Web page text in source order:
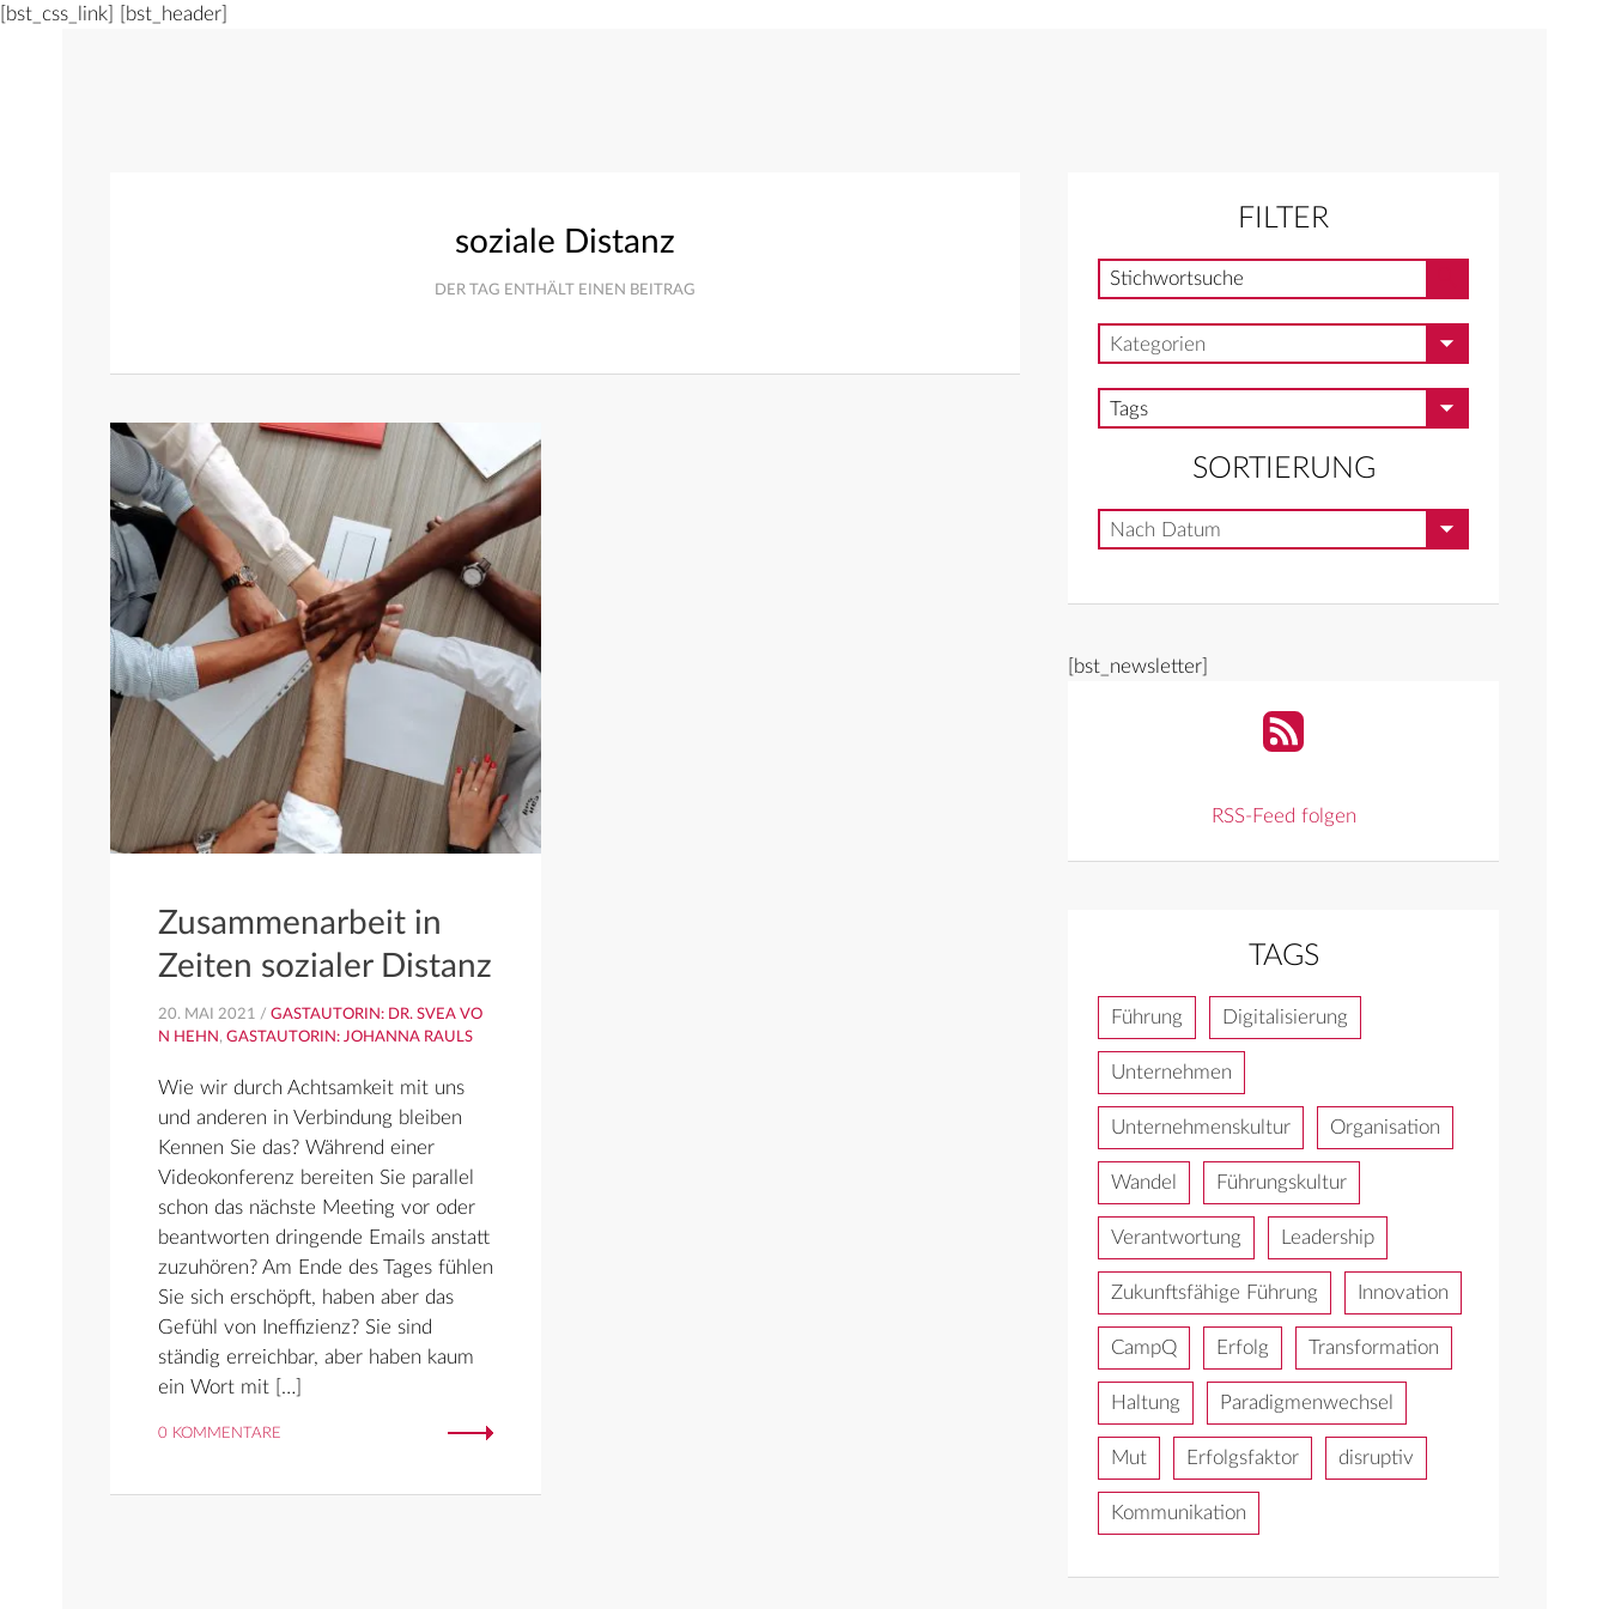
[bst_css_link] [bst_header]
soziale Distanz
DER TAG ENTHÄLT EINEN BEITRAG
Zusammenarbeit in
Zeiten sozialer Distanz
20. MAI 2021 / GASTAUTORIN: DR. SVEA VO
N HEHN , GASTAUTORIN: JOHANNA RAULS
Wie wir durch Achtsamkeit mit uns
und anderen in Verbindung bleiben
Kennen Sie das? Während einer
Videokonferenz bereiten Sie parallel
schon das nächste Meeting vor oder
beantworten dringende Emails anstatt
zuzuhören? Am Ende des Tages fühlen
Sie sich erschöpft, haben aber das
Gefühl von Ineffizienz? Sie sind
ständig erreichbar, aber haben kaum
ein Wort mit […]
0 KOMMENTARE
FILTER
Stichwortsuche
Kategorien
Kategorien
Tags
Tags
SORTIERUNG
Nach Datum
[bst_newsletter]
RSS-Feed folgen
TAGS
Führung Digitalisierung
Unternehmen
Unternehmenskultur Organisation
Wandel Führungskultur
Verantwortung Leadership
Zukunftsfähige Führung Innovation
CampQ Erfolg Transformation
Haltung Paradigmenwechsel
Mut Erfolgsfaktor disruptiv
Kommunikation